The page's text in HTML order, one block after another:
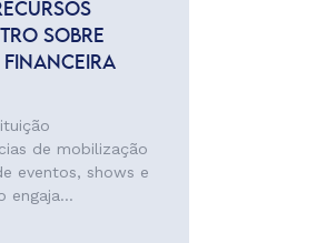
SOBRE
FINANCEIRA
de mobilização
eventos, shows e
engaja...